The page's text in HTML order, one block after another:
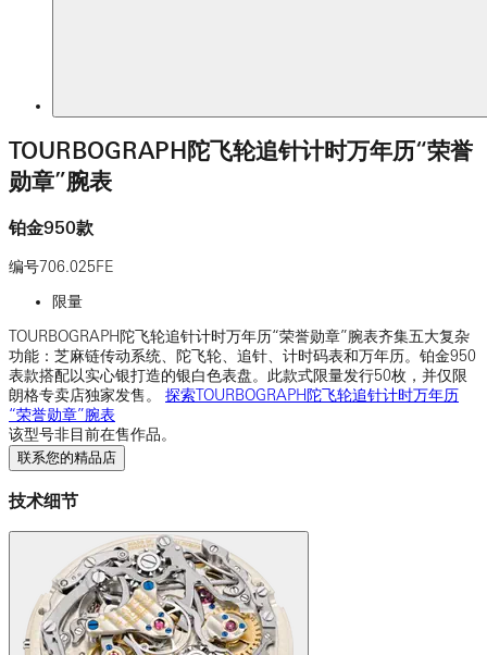
TOURBOGRAPH陀飞轮追针计时万年历“荣誉
勋章”腕表
铂金950款
编号706.025FE
限量
TOURBOGRAPH陀飞轮追针计时万年历“荣誉勋章”腕表齐集五大复杂
功能：芝麻链传动系统、陀飞轮、追针、计时码表和万年历。铂金950
表款搭配以实心银打造的银白色表盘。此款式限量发行50枚，并仅限
朗格专卖店独家发售。 探索TOURBOGRAPH陀飞轮追针计时万年历
“荣誉勋章”腕表
该型号非目前在售作品。
联系您的精品店
技术细节